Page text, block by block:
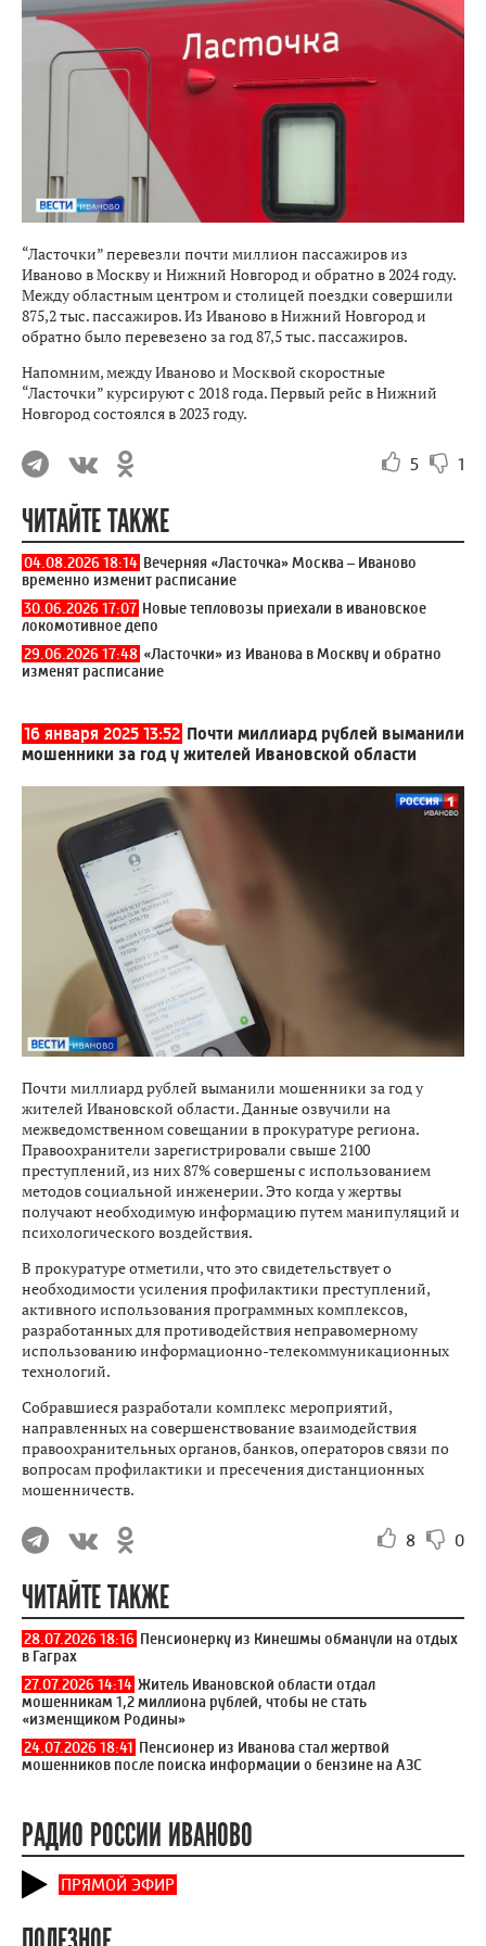
“Ласточки” перевезли почти миллион пассажиров из
Иваново в Москву и Нижний Новгород и обратно в 2024 году.
Между областным центром и столицей поездки совершили
875,2 тыс. пассажиров. Из Иваново в Нижний Новгород и
обратно было перевезено за год 87,5 тыс. пассажиров.
Напомним, между Иваново и Москвой скоростные
“Ласточки” курсируют с 2018 года. Первый рейс в Нижний
Новгород состоялся в 2023 году.
5 1
ЧИТАЙТЕ ТАКЖЕ
04.08.2026 18:14 Вечерняя «Ласточка» Москва – Иваново
временно изменит расписание
30.06.2026 17:07 Новые тепловозы приехали в ивановское
локомотивное депо
29.06.2026 17:48 «Ласточки» из Иванова в Москву и обратно
изменят расписание
16 января 2025 13:52 Почти миллиард рублей выманили
мошенники за год у жителей Ивановской области
Почти миллиард рублей выманили мошенники за год у
жителей Ивановской области. Данные озвучили на
межведомственном совещании в прокуратуре региона.
Правоохранители зарегистрировали свыше 2100
преступлений, из них 87% совершены с использованием
методов социальной инженерии. Это когда у жертвы
получают необходимую информацию путем манипуляций и
психологического воздействия.
В прокуратуре отметили, что это свидетельствует о
необходимости усиления профилактики преступлений,
активного использования программных комплексов,
разработанных для противодействия неправомерному
использованию информационно-телекоммуникационных
технологий.
Собравшиеся разработали комплекс мероприятий,
направленных на совершенствование взаимодействия
правоохранительных органов, банков, операторов связи по
вопросам профилактики и пресечения дистанционных
мошенничеств.
8 0
ЧИТАЙТЕ ТАКЖЕ
28.07.2026 18:16 Пенсионерку из Кинешмы обманули на отдых
в Гаграх
27.07.2026 14:14 Житель Ивановской области отдал
мошенникам 1,2 миллиона рублей, чтобы не стать
«изменщиком Родины»
24.07.2026 18:41 Пенсионер из Иванова стал жертвой
мошенников после поиска информации о бензине на АЗС
РАДИО РОССИИ ИВАНОВО
ПРЯМОЙ ЭФИР